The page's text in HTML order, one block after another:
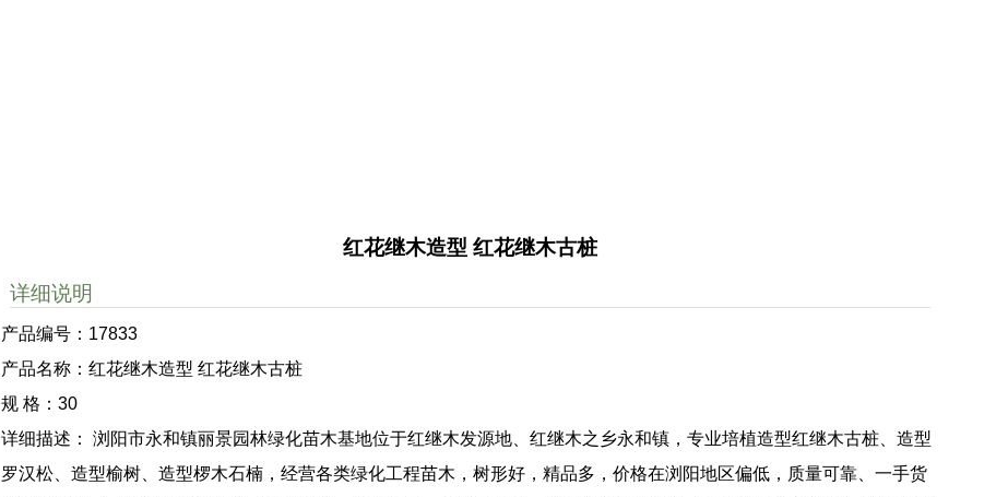
红花继木造型 红花继木古桩
详细说明
产品编号：17833
产品名称：红花继木造型 红花继木古桩
规 格：30
详细描述： 浏阳市永和镇丽景园林绿化苗木基地位于红继木发源地、红继木之乡永和镇，专业培植造型红继木古桩、造型
罗汉松、造型榆树、造型椤木石楠，经营各类绿化工程苗木，树形好，精品多，价格在浏阳地区偏低，质量可靠、一手货